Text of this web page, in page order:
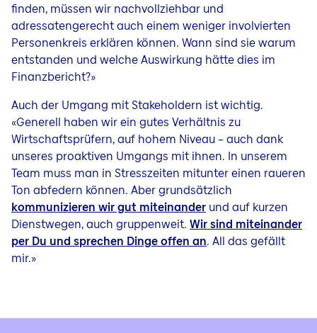
finden, müssen wir nachvollziehbar und
adressatengerecht auch einem weniger involvierten
Personenkreis erklären können. Wann sind sie warum
entstanden und welche Auswirkung hätte dies im
Finanzbericht?»
Auch der Umgang mit Stakeholdern ist wichtig.
«Generell haben wir ein gutes Verhältnis zu
Wirtschaftsprüfern, auf hohem Niveau – auch dank
unseres proaktiven Umgangs mit ihnen. In unserem
Team muss man in Stresszeiten mitunter einen raueren
Ton abfedern können. Aber grundsätzlich
kommunizieren wir gut miteinander und auf kurzen
Dienstwegen, auch gruppenweit. Wir sind miteinander
per Du und sprechen Dinge offen an. All das gefällt
mir.»